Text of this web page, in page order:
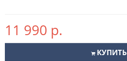
11 990 р.
КУПИТЬ